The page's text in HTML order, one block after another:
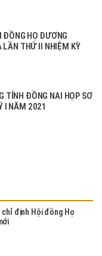
HỌ DƯƠNG
LẦN THỨ II NHIỆM KỲ
TỈNH ĐỒNG NAI HỌP SƠ
I NĂM 2021
định Hội đồng Họ